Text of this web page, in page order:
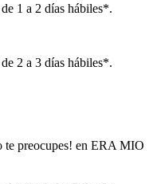
1 a 2 días hábiles*.
2 a 3 días hábiles*.
te preocupes! en ERA MIO